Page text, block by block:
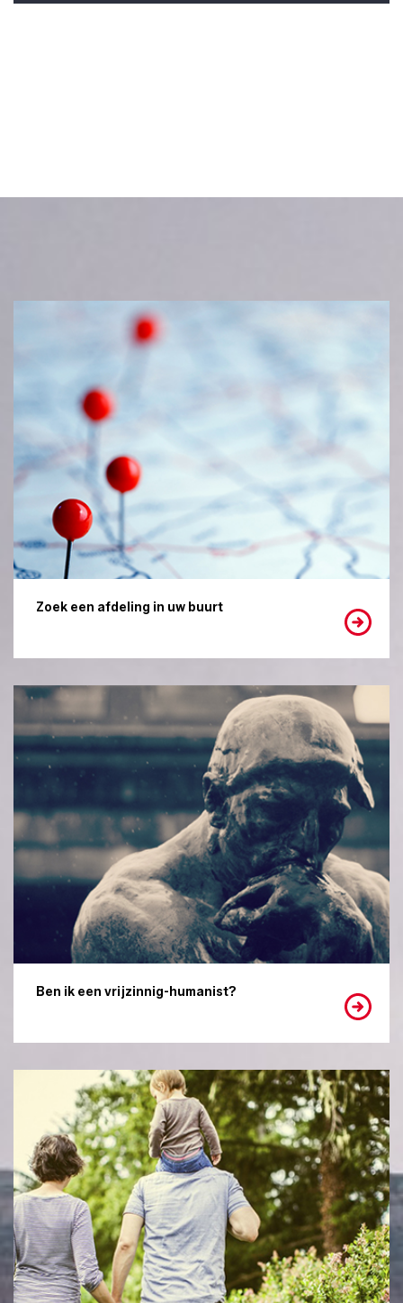
Zoek een afdeling in uw buurt
Ben ik een vrijzinnig-humanist?